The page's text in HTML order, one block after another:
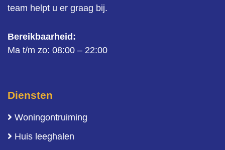
team helpt u er graag bij.
Bereikbaarheid:
Ma t/m zo: 08:00 – 22:00
Diensten
Woningontruiming
Huis leeghalen